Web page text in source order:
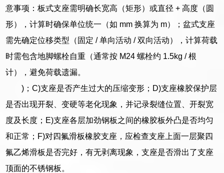
意事项：板式支座需明确长宽高（矩形）或直径 + 高度（圆
形），计算时确保单位统一（如 mm 换算为 m）；盆式支座
需先确定位移类型（固定 / 单向活动 / 双向活动），计算荷载
时需包含地脚螺栓自重（通常按 M24 螺栓约 1.5kg / 根
计），避免荷载遗漏。
)；C)支座是否产生过大的压缩变形；D)支座橡胶保护层
是否出现开裂、变硬等老化现象，并记录裂缝位置、开裂宽
度及长度；E)支座各层加劲钢板之间的橡胶板外凸是否均匀
和正常；F)对四氟滑板橡胶支座，应检查支座上面一层聚四
氟乙烯滑板是否完好，有无剥离现象，支座是否滑出了支座
顶面的不锈钢板。